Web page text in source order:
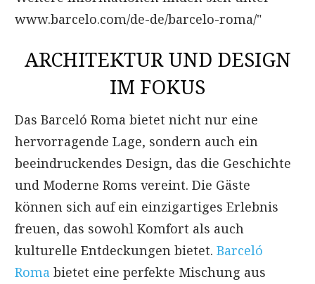
www.barcelo.com/de-de/barcelo-roma/"
ARCHITEKTUR UND DESIGN
IM FOKUS
Das Barceló Roma bietet nicht nur eine
hervorragende Lage, sondern auch ein
beeindruckendes Design, das die Geschichte
und Moderne Roms vereint. Die Gäste
können sich auf ein einzigartiges Erlebnis
freuen, das sowohl Komfort als auch
kulturelle Entdeckungen bietet. Barceló
Roma bietet eine perfekte Mischung aus